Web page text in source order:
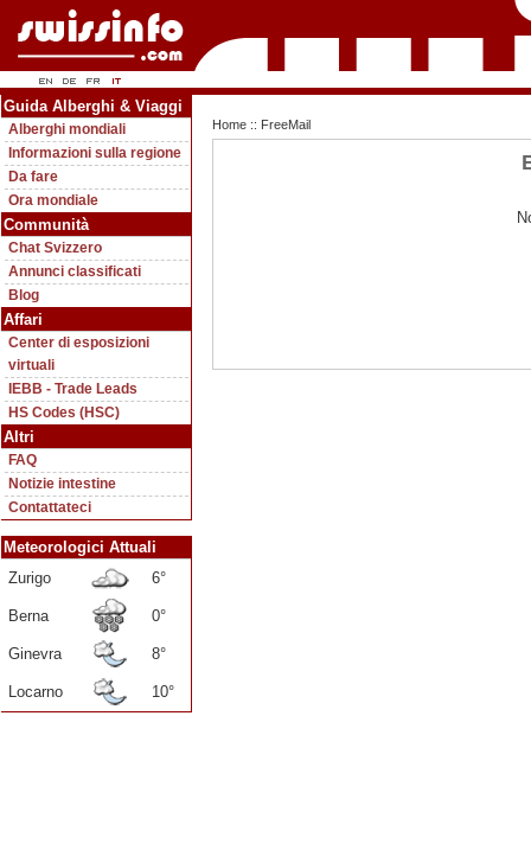
Guida Alberghi & Viaggi
Alberghi mondiali
Informazioni sulla regione
Da fare
Ora mondiale
Communità
Chat Svizzero
Annunci classificati
Blog
Affari
Center di esposizioni
virtuali
IEBB - Trade Leads
HS Codes (HSC)
Altri
FAQ
Notizie intestine
Contattateci
Meteorologici Attuali
Zurigo
6°
Berna 0°
Ginevra 8°
Locarno 10°
Home :: FreeMail